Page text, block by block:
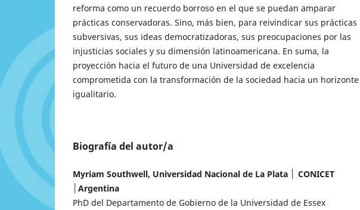
reforma como un recuerdo borroso en el que se puedan amparar
prácticas conservadoras. Sino, más bien, para reivindicar sus prácticas
subversivas, sus ideas democratizadoras, sus preocupaciones por las
injusticias sociales y su dimensión latinoamericana. En suma, la
proyección hacia el futuro de una Universidad de excelencia
comprometida con la transformación de la sociedad hacia un horizonte
igualitario.
Biografía del autor/a
Myriam Southwell, Universidad Nacional de La Plata │ CONICET
│Argentina
PhD del Departamento de Gobierno de la Universidad de Essex